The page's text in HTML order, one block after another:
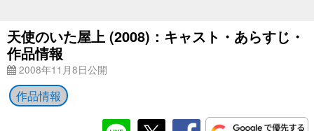
天使のいた屋上 (2008)：キャスト・あらすじ・
作品情報
2008年11月8日公開
作品情報